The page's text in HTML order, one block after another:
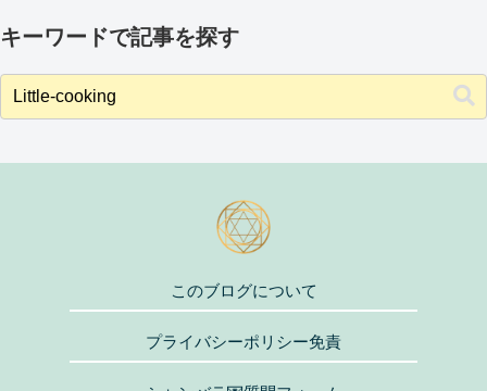
キーワードで記事を探す
このブログについて
プライバシーポリシー免責